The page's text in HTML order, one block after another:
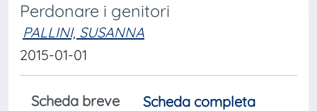
Perdonare i genitori
PALLINI, SUSANNA
2015-01-01
Scheda breve
Scheda completa